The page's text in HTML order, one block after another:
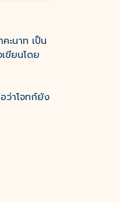
ะนาท เป็น
ขียนโดย
ว่าโจทก์ยัง